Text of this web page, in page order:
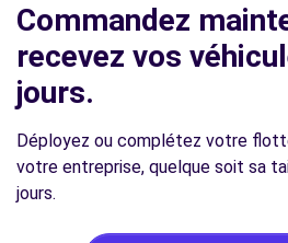
Commandez
recevez vos
jours.
Déployez ou complétez votre
votre entreprise, quelque soit sa
jours.